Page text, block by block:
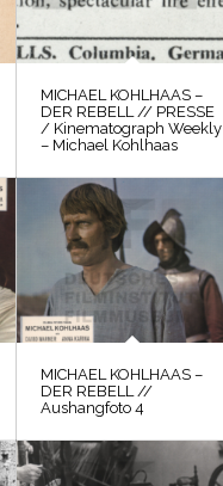
MICHAEL KOHLHAAS –
DER REBELL // PRESSE
/ Kinematograph Weekly
– Michael Kohlhaas
MICHAEL KOHLHAAS –
DER REBELL //
Aushangfoto 4